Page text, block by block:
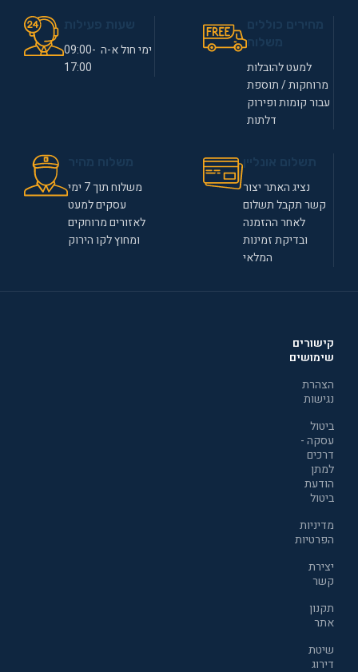
למעט להובלות
מרוחקות / תוספת
עבור קומות ופירוק
דלתות
ימי חול א-ה 09:00-
17:00
נציג האתר יצור
קשר תקבל תשלום
לאחר ההזמנה
ובדיקת זמינות
המלאי
משלוח תוך 7 ימי
עסקים למעט
לאזורים מרוחקים
ומחוץ לקו הירוק
קישורים
שימושים
הצהרת
נגישות
ביטול
עסקה -
דרכים
למתן
הודעת
ביטול
מדיניות
הפרטיות
יצירת
קשר
תקנון
אתר
שיטת
דירוג